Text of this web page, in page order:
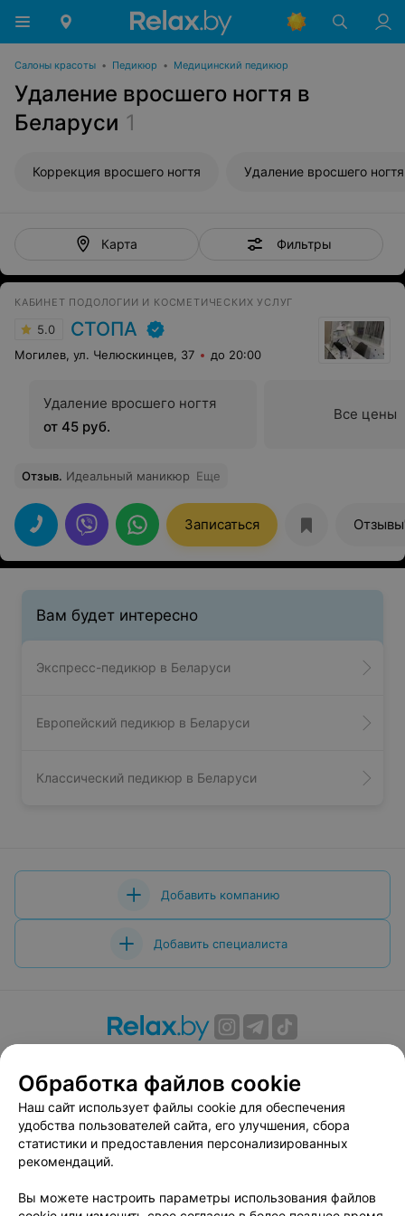
Салоны красоты • Педикюр • Медицинский педикюр
Удаление вросшего ногтя в
Беларуси 1
Коррекция вросшего ногтя Удаление вросшего ногтя
Карта Фильтры
КАБИНЕТ ПОДОЛОГИИ И КОСМЕТИЧЕСКИХ УСЛУГ
5.0 СТОПА
Могилев, ул. Челюскинцев, 37 до 20:00
Удаление вросшего ногтя
от 45 руб.
Все цены
Отзыв. Идеальный маникюр Еще
Записаться Отзывы
Вам будет интересно
Экспресс-педикюр в Беларуси
Европейский педикюр в Беларуси
Классический педикюр в Беларуси
Добавить компанию
Добавить специалиста
Вакансии
Публичный договор
Способы оплаты
Публичный договор по использованию сервиса
«Афиша»
Пользовательское соглашение
Связаться по вопросам сотрудничества
Обработка файлов cookie
Наш сайт использует файлы cookie для обеспечения
удобства пользователей сайта, его улучшения, сбора
статистики и предоставления персонализированных
рекомендаций.
Вы можете настроить параметры использования файлов